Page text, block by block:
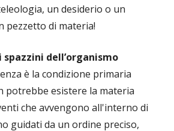
un desiderio o un
pezzetto di materia!
dell’organismo
è la condizione primaria
potrebbe esistere la materia
che avvengono all'interno di
guidati da un ordine preciso,